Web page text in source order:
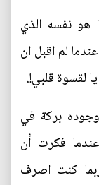
هو نفسه الذي
لم اقبل ان
لقسوة قلبي!.
بركة في
فكرت أن
كنت اصرف